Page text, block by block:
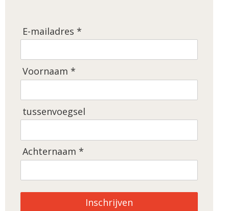
E-mailadres *
Voornaam *
tussenvoegsel
Achternaam *
Inschrijven